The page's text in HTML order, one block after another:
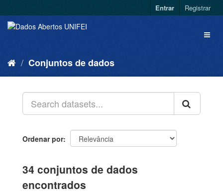
Entrar Registrar
Conjuntos de dados
Ordenar por
34 conjuntos de dados
encontrados